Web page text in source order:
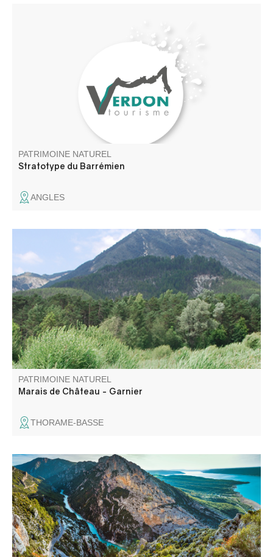
avant d'arriver au village d'Angles, se trouve ce trésor
naturel qui tire son nom du village de Barrême, au cœur
de La Réserve Naturelle Géologique de Haute -
PATRIMOINE NATUREL
Stratotype du Barrémien
ANGLES
Le Marais de Château-Garnier constitue un des rares
sites connus des Alpes de Haute-Provence.
PATRIMOINE NATUREL
Marais de Château - Garnier
THORAME-BASSE
Le col de Plein Voir, du haut de ses 1168m d'altitude, est
un magnifique point de vue panoramique sur la fin du
canyon et le lac de Sainte-Croix. L'accès se mérite mais
le jeu en vaut la chandelle !